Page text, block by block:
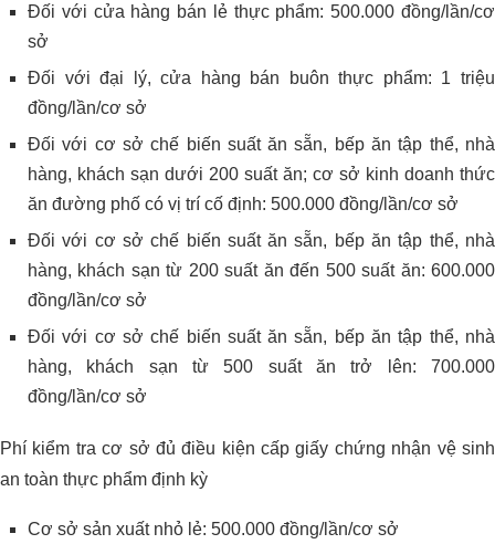
Đối với cửa hàng bán lẻ thực phẩm: 500.000 đồng/lần/cơ
sở
Đối với đại lý, cửa hàng bán buôn thực phẩm: 1 triệu
đồng/lần/cơ sở
Đối với cơ sở chế biến suất ăn sẵn, bếp ăn tập thể, nhà
hàng, khách sạn dưới 200 suất ăn; cơ sở kinh doanh thức
ăn đường phố có vị trí cố định: 500.000 đồng/lần/cơ sở
Đối với cơ sở chế biến suất ăn sẵn, bếp ăn tập thể, nhà
hàng, khách sạn từ 200 suất ăn đến 500 suất ăn: 600.000
đồng/lần/cơ sở
Đối với cơ sở chế biến suất ăn sẵn, bếp ăn tập thể, nhà
hàng, khách sạn từ 500 suất ăn trở lên: 700.000
đồng/lần/cơ sở
Phí kiểm tra cơ sở đủ điều kiện cấp giấy chứng nhận vệ sinh
an toàn thực phẩm định kỳ
Cơ sở sản xuất nhỏ lẻ: 500.000 đồng/lần/cơ sở